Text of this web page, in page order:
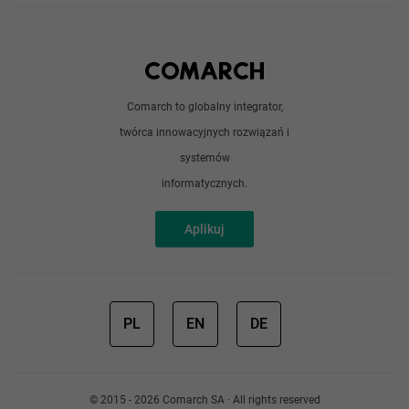
Comarch to globalny integrator,
twórca innowacyjnych rozwiązań i
systemów
informatycznych.
Aplikuj
Doświadczeni programiści
PL EN DE
© 2015 - 2026 Comarch SA · All rights reserved